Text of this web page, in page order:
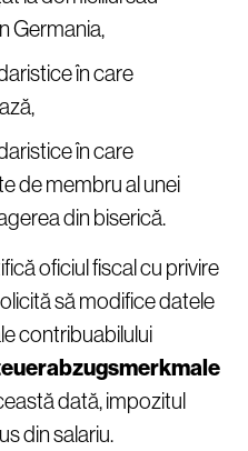
Germania,
în care
în care
de membru al unei
din biserică.
oficiul fiscal cu privire
să modifice datele
contribuabilului
dată, impozitul
din salariu.